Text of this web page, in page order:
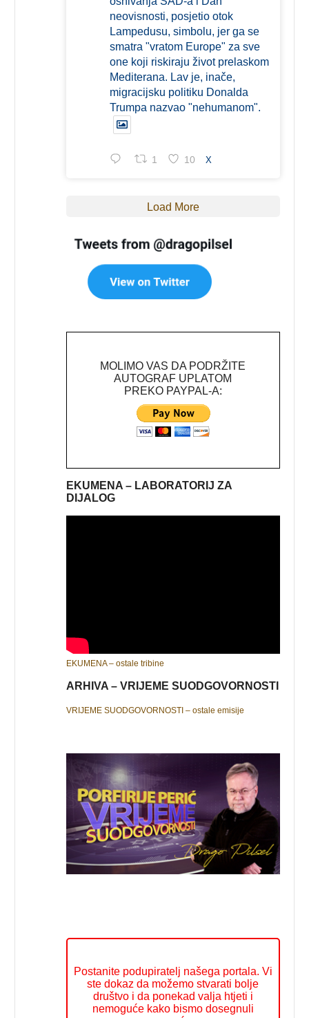
neovisnosti, posjetio otok
Lampedusu, simbolu, jer ga se
smatra "vratom Europe" za sve
one koji riskiraju život prelaskom
Mediterana. Lav je, inače,
migracijsku politiku Donalda
Trumpa nazvao "nehumanom".
1 10 X
Load More
MOLIMO VAS DA PODRŽITE
AUTOGRAF UPLATOM
PREKO PAYPAL-A:
EKUMENA – LABORATORIJ ZA
DIJALOG
EKUMENA – ostale tribine
ARHIVA – VRIJEME SUODGOVORNOSTI
VRIJEME SUODGOVORNOSTI – ostale emisije
Postanite podupiratelj našega portala. Vi
ste dokaz da možemo stvarati bolje
društvo i da ponekad valja htjeti i
nemoguće kako bismo dosegnuli